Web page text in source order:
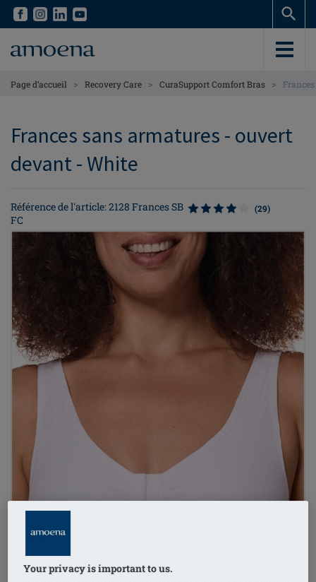
Skip
content
Skip
content
Page d’accueil > Recovery Care > CuraSupport Comfort Bras >
Frances sans armatures - ouvert
devant - White
Référence de l'article: 2128 Frances SB
FC
(29)
Your privacy is important to us.